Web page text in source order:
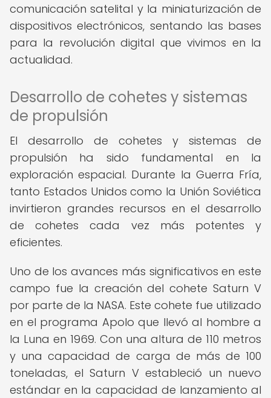
comunicación satelital y la miniaturización de
dispositivos electrónicos, sentando las bases
para la revolución digital que vivimos en la
actualidad.
Desarrollo de cohetes y sistemas
de propulsión
El desarrollo de cohetes y sistemas de
propulsión ha sido fundamental en la
exploración espacial. Durante la Guerra Fría,
tanto Estados Unidos como la Unión Soviética
invirtieron grandes recursos en el desarrollo
de cohetes cada vez más potentes y
eficientes.
Uno de los avances más significativos en este
campo fue la creación del cohete Saturn V
por parte de la NASA. Este cohete fue utilizado
en el programa Apolo que llevó al hombre a
la Luna en 1969. Con una altura de 110 metros
y una capacidad de carga de más de 100
toneladas, el Saturn V estableció un nuevo
estándar en la capacidad de lanzamiento al